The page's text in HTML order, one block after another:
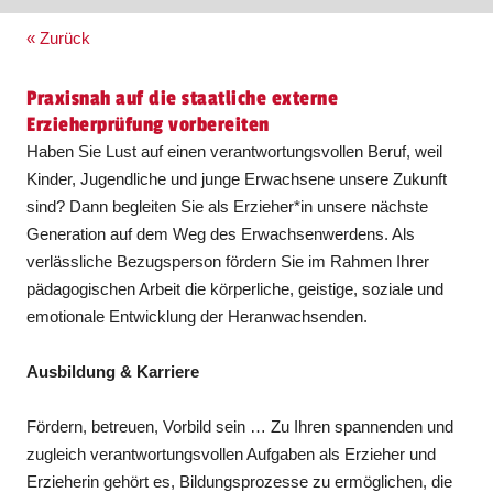
« Zurück
Praxisnah auf die staatliche externe
Erzieherprüfung vorbereiten
Haben Sie Lust auf einen verantwortungsvollen Beruf, weil
Kinder, Jugendliche und junge Erwachsene unsere Zukunft
sind? Dann begleiten Sie als Erzieher*in unsere nächste
Generation auf dem Weg des Erwachsenwerdens. Als
verlässliche Bezugsperson fördern Sie im Rahmen Ihrer
pädagogischen Arbeit die körperliche, geistige, soziale und
emotionale Entwicklung der Heranwachsenden.
Ausbildung & Karriere
Fördern, betreuen, Vorbild sein … Zu Ihren spannenden und
zugleich verantwortungsvollen Aufgaben als Erzieher und
Erzieherin gehört es, Bildungsprozesse zu ermöglichen, die